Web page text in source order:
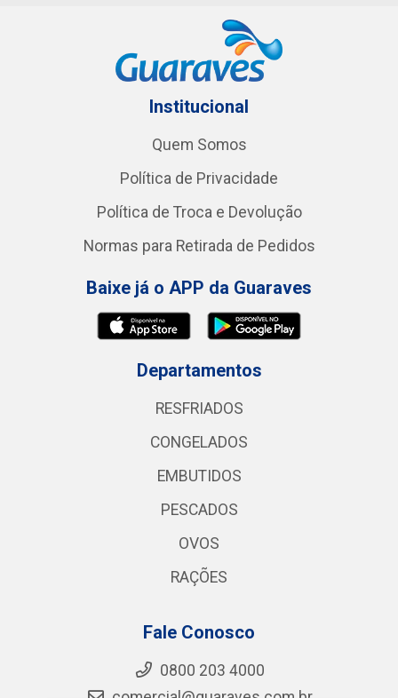
Institucional
Quem Somos
Política de Privacidade
Política de Troca e Devolução
Normas para Retirada de Pedidos
Baixe já o APP da Guaraves
Departamentos
RESFRIADOS
CONGELADOS
EMBUTIDOS
PESCADOS
OVOS
RAÇÕES
Fale Conosco
0800 203 4000